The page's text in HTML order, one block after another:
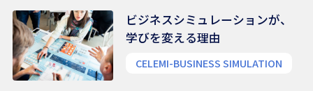
ビジネスシミュレーションが、
学びを変える理由
CELEMI-BUSINESS SIMULATION